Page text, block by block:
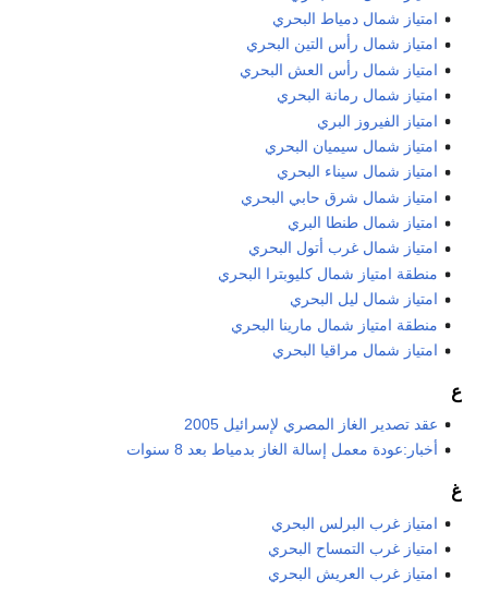
امتياز شمال دمياط البحري
امتياز شمال رأس التين البحري
امتياز شمال رأس العش البحري
امتياز شمال رمانة البحري
امتياز الفيروز البري
امتياز شمال سيميان البحري
امتياز شمال سيناء البحري
امتياز شمال شرق حابي البحري
امتياز شمال طنطا البري
امتياز شمال غرب أتول البحري
منطقة امتياز شمال كليوبترا البحري
امتياز شمال ليل البحري
منطقة امتياز شمال مارينا البحري
امتياز شمال مراقيا البحري
ع
عقد تصدير الغاز المصري لإسرائيل 2005
أخبار:عودة معمل إسالة الغاز بدمياط بعد 8 سنوات
غ
امتياز غرب البرلس البحري
امتياز غرب التمساح البحري
امتياز غرب العريش البحري